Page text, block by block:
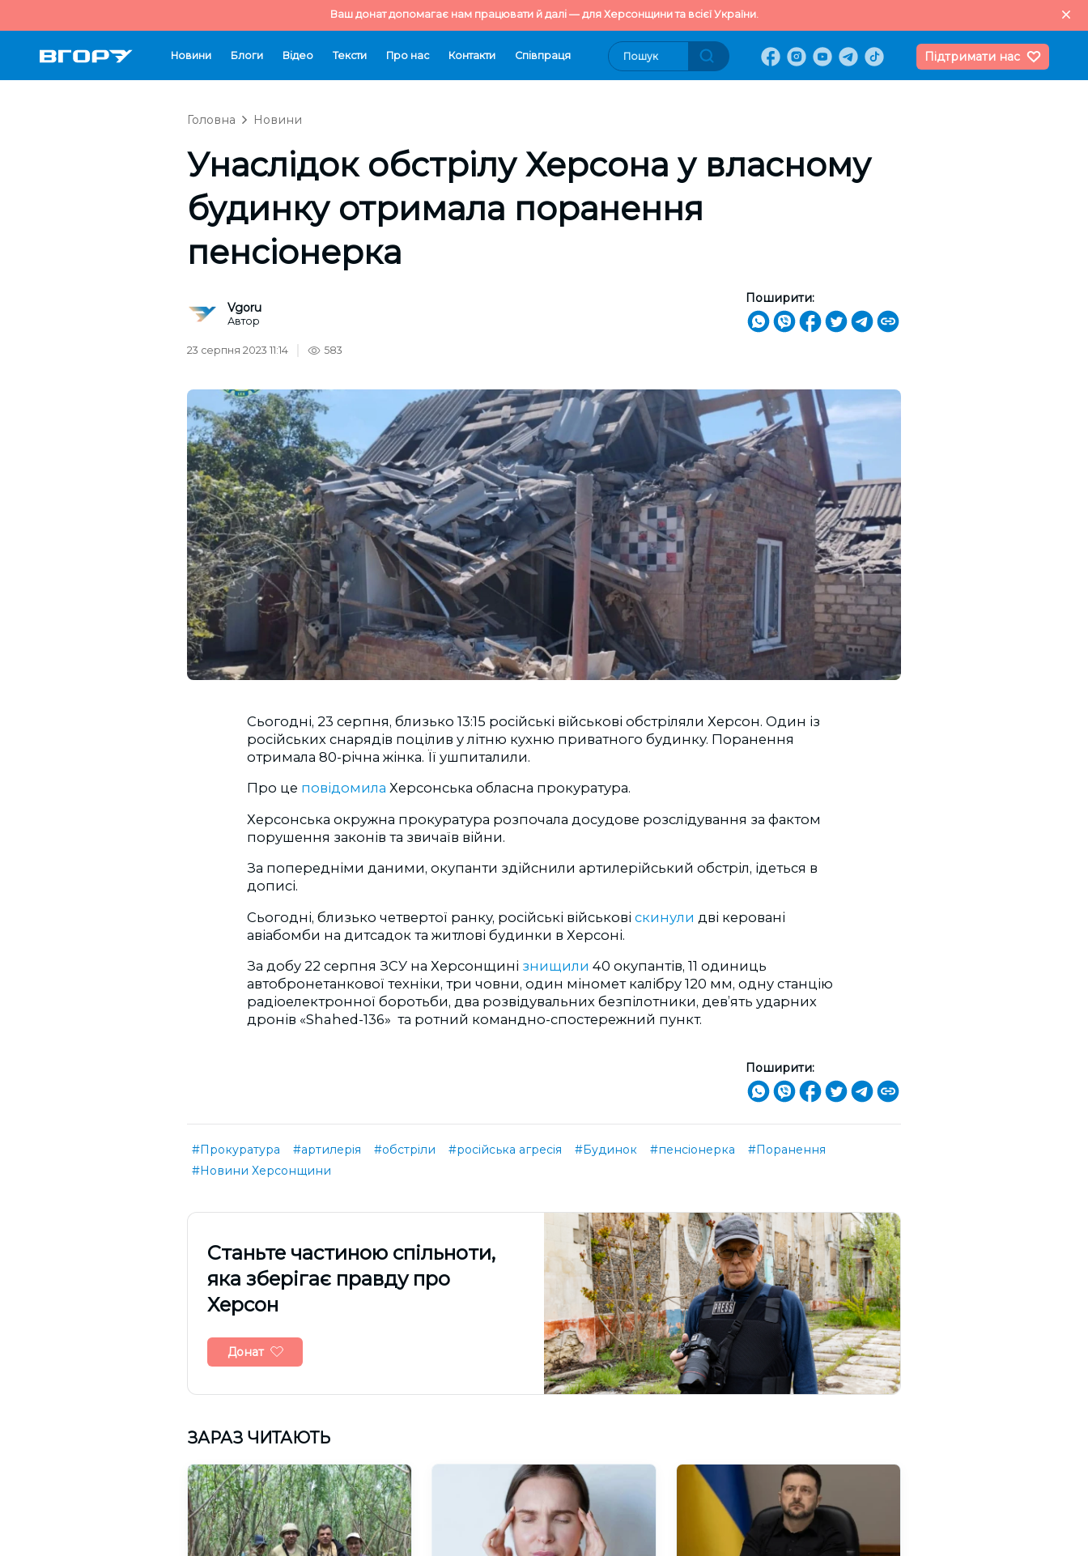
Ваш донат допомагає нам працювати й далі — для Херсонщини та всієї України.
Новини Блоги Відео Тексти Про нас Контакти Cпівпраця Підтримати нас
Головна Новини
Унаслідок обстрілу Херсона у власному
будинку отримала поранення
пенсіонерка
Vgoru
Автор
Поширити:
23 серпня 2023 11:14 583
Сьогодні, 23 серпня, близько 13:15 російські військові обстріляли Херсон. Один із
російських снарядів поцілив у літню кухню приватного будинку. Поранення
отримала 80-річна жінка. Її ушпиталили.
Про це повідомила Херсонська обласна прокуратура.
Херсонська окружна прокуратура розпочала досудове розслідування за фактом
порушення законів та звичаїв війни.
За попередніми даними, окупанти здійснили артилерійський обстріл, ідеться в
дописі.
Сьогодні, близько четвертої ранку, російські військові скинули дві керовані
авіабомби на дитсадок та житлові будинки в Херсоні.
За добу 22 серпня ЗСУ на Херсонщині знищили 40 окупантів, 11 одиниць
автобронетанкової техніки, три човни, один міномет калібру 120 мм, одну станцію
радіоелектронної боротьби, два розвідувальних безпілотники, дев’ять ударних
дронів «Shahed-136» та ротний командно-спостережний пункт.
Поширити:
#Прокуратура #артилерія #обстріли #російська агресія #Будинок #пенсіонерка
#Поранення
#Новини Херсонщини
Cтаньте частиною спільноти,
яка зберігає правду про
Херсон
Донат
ЗАРАЗ ЧИТАЮТЬ